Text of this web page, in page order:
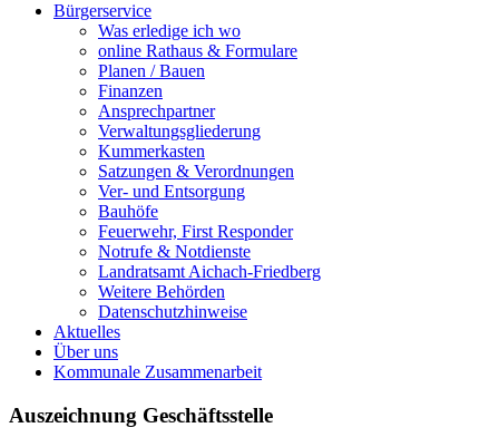
Bürgerservice
Was erledige ich wo
online Rathaus & Formulare
Planen / Bauen
Finanzen
Ansprechpartner
Verwaltungsgliederung
Kummerkasten
Satzungen & Verordnungen
Ver- und Entsorgung
Bauhöfe
Feuerwehr, First Responder
Notrufe & Notdienste
Landratsamt Aichach-Friedberg
Weitere Behörden
Datenschutzhinweise
Aktuelles
Über uns
Kommunale Zusammenarbeit
Auszeichnung Geschäftsstelle